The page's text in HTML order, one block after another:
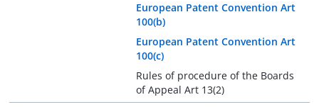
European Patent Convention Art
100(b)
European Patent Convention Art
100(c)
Rules of procedure of the Boards
of Appeal Art 13(2)